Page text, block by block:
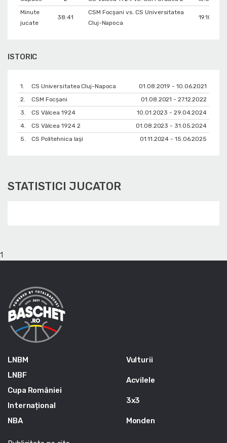
Minute
jucate
38:41
CSM Focșani vs. CS Universitatea
Cluj-Napoca
19.10.2018
ISTORIC
1. CS Universitatea Cluj-Napoca
01.08.2019 - 10.06.2021
2.
CSM Focșani
01.08.2021 - 27.12.2022
3.
CS Vâlcea 1924
10.01.2023 - 29.04.2024
4.
CS Vâlcea 1924 2
01.08.2023 - 31.05.2024
5.
CS Politehnica Iași 01.11.2024 - 15.06.2025
STATISTICI JUCATOR
1
LNBM
LNBF
Cupa României
Internațional
NBA
Vulturii
Acvilele
3x3
Monden